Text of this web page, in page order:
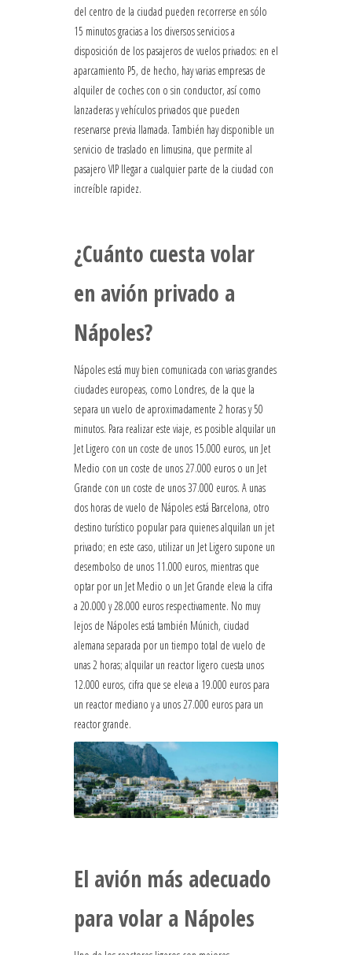
del centro de la ciudad pueden recorrerse en sólo
15 minutos gracias a los diversos servicios a
disposición de los pasajeros de vuelos privados: en el
aparcamiento P5, de hecho, hay varias empresas de
alquiler de coches con o sin conductor, así como
lanzaderas y vehículos privados que pueden
reservarse previa llamada. También hay disponible un
servicio de traslado en limusina, que permite al
pasajero VIP llegar a cualquier parte de la ciudad con
increíble rapidez.
¿Cuánto cuesta volar
en avión privado a
Nápoles?
Nápoles está muy bien comunicada con varias grandes
ciudades europeas, como Londres, de la que la
separa un vuelo de aproximadamente 2 horas y 50
minutos. Para realizar este viaje, es posible alquilar un
Jet Ligero con un coste de unos 15.000 euros, un Jet
Medio con un coste de unos 27.000 euros o un Jet
Grande con un coste de unos 37.000 euros. A unas
dos horas de vuelo de Nápoles está Barcelona, otro
destino turístico popular para quienes alquilan un jet
privado; en este caso, utilizar un Jet Ligero supone un
desembolso de unos 11.000 euros, mientras que
optar por un Jet Medio o un Jet Grande eleva la cifra
a 20.000 y 28.000 euros respectivamente. No muy
lejos de Nápoles está también Múnich, ciudad
alemana separada por un tiempo total de vuelo de
unas 2 horas; alquilar un reactor ligero cuesta unos
12.000 euros, cifra que se eleva a 19.000 euros para
un reactor mediano y a unos 27.000 euros para un
reactor grande.
El avión más adecuado
para volar a Nápoles